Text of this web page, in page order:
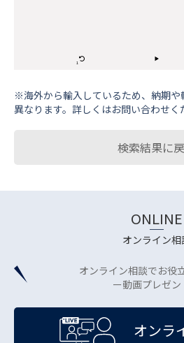
※海外から輸⼊しているため、納期
異なります。詳しくはお問い合わせく
検索結果に
ONLINE
オンライン相
オンライン相談でお役
ー動画プレゼン
オンラ